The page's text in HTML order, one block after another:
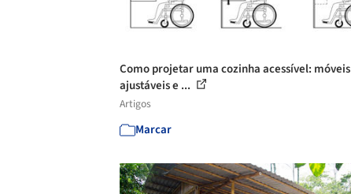
Como projetar uma cozinha acessível: móveis
ajustáveis e ...
Artigos
Marcar